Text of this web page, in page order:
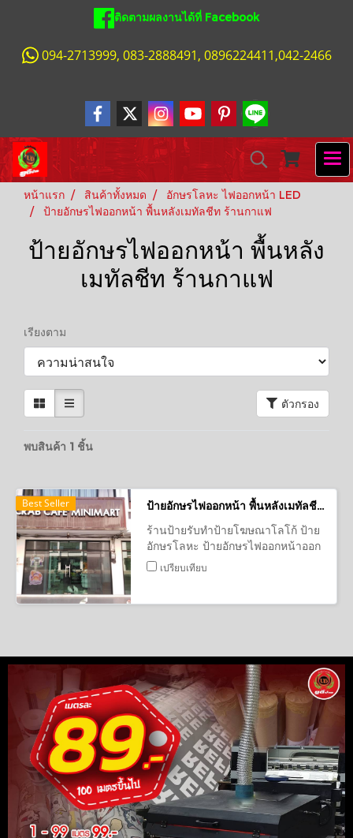
ติดตามผลงานได้ที่ Facebook
094-2713999, 083-2888491, 0896224411,042-2466
หน้าแรก สินค้าทั้งหมด
อักษรโลหะ ไฟออกหน้า LED
ป้ายอักษรไฟออกหน้า พื้นหลังเมทัลชีท ร้านกาแฟ
ป้ายอักษรไฟออกหน้า พื้นหลัง
เมทัลชีท ร้านกาแฟ
เรียงตาม
ตัวกรอง
พบสินค้า 1 ชิ้น
Best Seller
ป้ายอักษรไฟออกหน้า พื้นหลังเมทัลชีท ร้านกาแฟ
ร้านป้ายรับทำป้ายโฆษณาโลโก้ ป้าย
อักษรโลหะ ป้ายอักษรไฟออกหน้าออก
หลัง ป้ายตู้ไฟ กล่องไฟ ทำป้ายไฟขอบ
เปรียบเทียบ